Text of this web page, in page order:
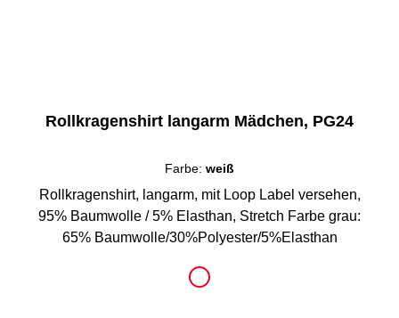
Rollkragenshirt langarm Mädchen, PG24
Farbe: weiß
Rollkragenshirt, langarm, mit Loop Label versehen,
95% Baumwolle / 5% Elasthan, Stretch Farbe grau:
65% Baumwolle/30%Polyester/5%Elasthan
weiß